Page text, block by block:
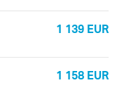
1 139 EUR
1 158 EUR